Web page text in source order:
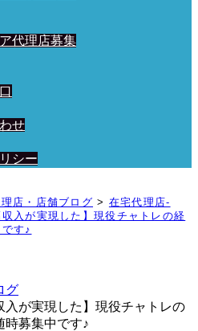
代理店募集
せ
シー
店・店舗ブログ > 在宅代理店-
収入が実現した】現役チャトレの経
す♪
グ
入が実現した】現役チャトレの
募集中です♪